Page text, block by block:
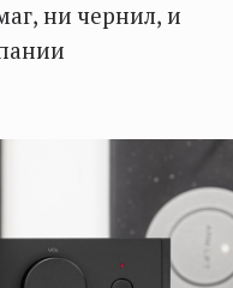
ни чернил, и